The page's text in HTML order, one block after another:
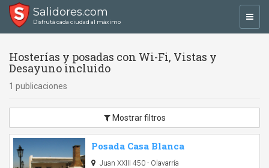
Salidores.com
Disfrutá cada ciudad al máximo
Hosterías y posadas con Wi-Fi, Vistas y
Desayuno incluido
1 publicaciones
Mostrar filtros
Posada Casa Blanca
Juan XXIII 450 - Olavarría